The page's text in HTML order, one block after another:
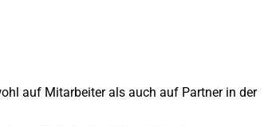
auf Mitarbeiter als auch auf Partner in der